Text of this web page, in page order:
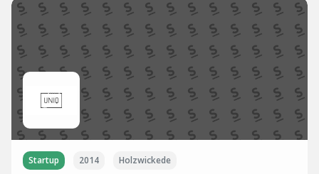
Startup 2014 Holzwickede